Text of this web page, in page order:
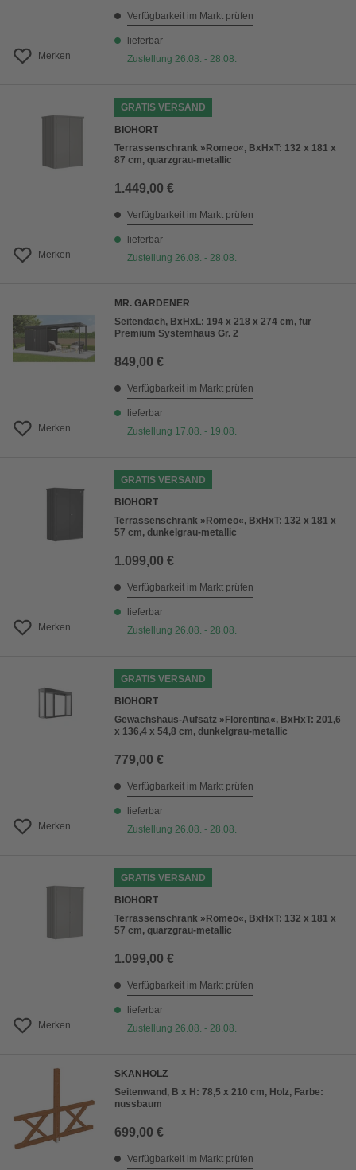
Merken
Verfügbarkeit im Markt prüfen
lieferbar
Zustellung 26.08. - 28.08.
Merken
GRATIS VERSAND
BIOHORT
Terrassenschrank »Romeo«, BxHxT: 132 x 181 x
87 cm, quarzgrau-metallic
1.449,00 €
Verfügbarkeit im Markt prüfen
lieferbar
Zustellung 26.08. - 28.08.
Merken
MR. GARDENER
Seitendach, BxHxL: 194 x 218 x 274 cm, für
Premium Systemhaus Gr. 2
849,00 €
Verfügbarkeit im Markt prüfen
lieferbar
Zustellung 17.08. - 19.08.
Merken
GRATIS VERSAND
BIOHORT
Terrassenschrank »Romeo«, BxHxT: 132 x 181 x
57 cm, dunkelgrau-metallic
1.099,00 €
Verfügbarkeit im Markt prüfen
lieferbar
Zustellung 26.08. - 28.08.
Merken
GRATIS VERSAND
BIOHORT
Gewächshaus-Aufsatz »Florentina«, BxHxT: 201,6
x 136,4 x 54,8 cm, dunkelgrau-metallic
779,00 €
Verfügbarkeit im Markt prüfen
lieferbar
Zustellung 26.08. - 28.08.
Merken
GRATIS VERSAND
BIOHORT
Terrassenschrank »Romeo«, BxHxT: 132 x 181 x
57 cm, quarzgrau-metallic
1.099,00 €
Verfügbarkeit im Markt prüfen
lieferbar
Zustellung 26.08. - 28.08.
SKANHOLZ
Seitenwand, B x H: 78,5 x 210 cm, Holz, Farbe:
nussbaum
699,00 €
Verfügbarkeit im Markt prüfen